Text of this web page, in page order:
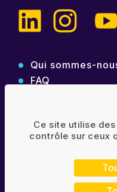
Qui sommes-
FAQ
Politique de
Mentions légales
Ce site utilise
contrôle sur ceux